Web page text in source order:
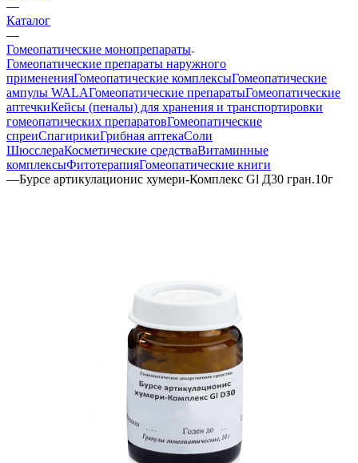
—
Каталог
—
Гомеопатические монопрепараты
Гомеопатические препараты наружного
примененияГомеопатические комплексыГомеопатические
ампулы WALAГомеопатические препаратыГомеопатические
аптечкиКейсы (пеналы) для хранения и транспортировки
гомеопатических препаратовГомеопатические
спреиСпагирикиГрибная аптекаСоли
ШюсслераКосметические средстваВитаминные
комплексыФитотерапияГомеопатические книги
—Бурсе артикулационис хумери-Комплекс Gl Д30 гран.10г